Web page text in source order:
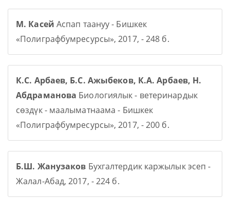
М. Касей Аспап таануу - Бишкек
«Полиграфбумресурсы», 2017, - 248 б.
К.С. Арбаев, Б.С. Ажыбеков, К.А. Арбаев, Н.
Абдраманова Биологиялык - ветеринардык
сөздүк - маалыматнаама - Бишкек
«Полиграфбумресурсы», 2017, - 200 б.
Б.Ш. Жанузаков Бухгалтердик каржылык эсеп -
Жалал-Абад, 2017, - 224 б.